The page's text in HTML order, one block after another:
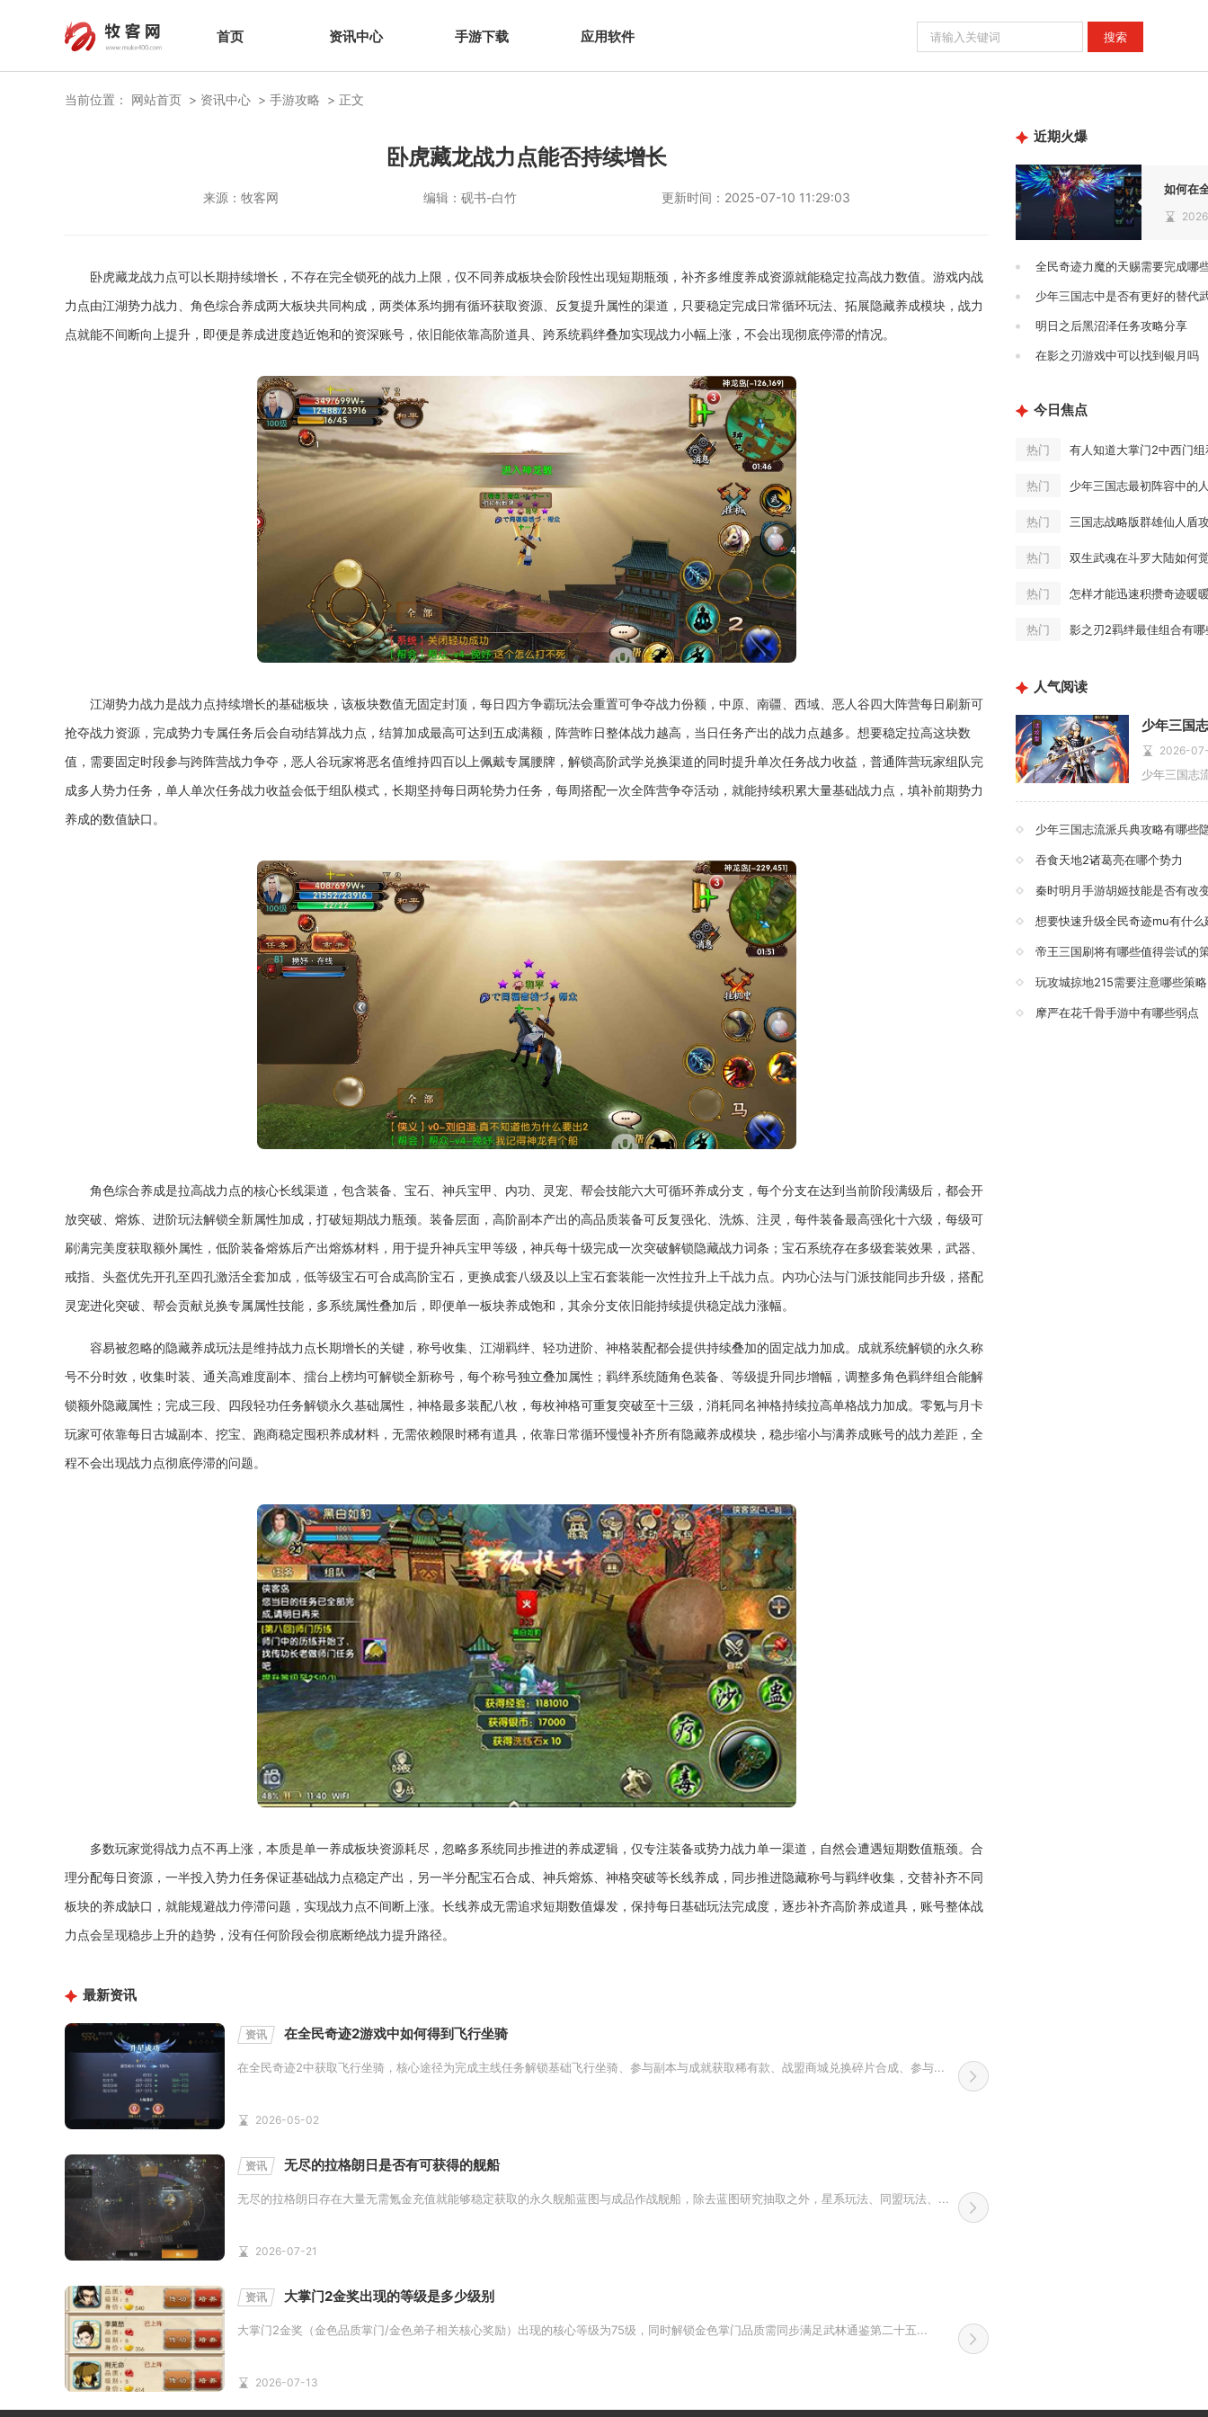
首页 资讯中心 手游下载 应用软件
当前位置： 网站首页 资讯中心 手游攻略 正文
卧虎藏龙战力点能否持续增长
来源：牧客网 编辑： 砚书-白竹 更新时间： 2025-07-10 11:29:03
卧虎藏龙战力点可以长期持续增长，不存在完全锁死的战力上限，仅不同养成板块会阶段性出现短期瓶颈，补齐多维度养成资源就能稳定拉高战力数值。游戏内战
力点由江湖势力战力、角色综合养成两大板块共同构成，两类体系均拥有循环获取资源、反复提升属性的渠道，只要稳定完成日常循环玩法、拓展隐藏养成模块，战力
点就能不间断向上提升，即便是养成进度趋近饱和的资深账号，依旧能依靠高阶道具、跨系统羁绊叠加实现战力小幅上涨，不会出现彻底停滞的情况。
江湖势力战力是战力点持续增长的基础板块，该板块数值无固定封顶，每日四方争霸玩法会重置可争夺战力份额，中原、南疆、西域、恶人谷四大阵营每日刷新可
抢夺战力资源，完成势力专属任务后会自动结算战力点，结算加成最高可达到五成满额，阵营昨日整体战力越高，当日任务产出的战力点越多。想要稳定拉高这块数
值，需要固定时段参与跨阵营战力争夺，恶人谷玩家将恶名值维持四百以上佩戴专属腰牌，解锁高阶武学兑换渠道的同时提升单次任务战力收益，普通阵营玩家组队完
成多人势力任务，单人单次任务战力收益会低于组队模式，长期坚持每日两轮势力任务，每周搭配一次全阵营争夺活动，就能持续积累大量基础战力点，填补前期势力
养成的数值缺口。
角色综合养成是拉高战力点的核心长线渠道，包含装备、宝石、神兵宝甲、内功、灵宠、帮会技能六大可循环养成分支，每个分支在达到当前阶段满级后，都会开
放突破、熔炼、进阶玩法解锁全新属性加成，打破短期战力瓶颈。装备层面，高阶副本产出的高品质装备可反复强化、洗炼、注灵，每件装备最高强化十六级，每级可
刷满完美度获取额外属性，低阶装备熔炼后产出熔炼材料，用于提升神兵宝甲等级，神兵每十级完成一次突破解锁隐藏战力词条；宝石系统存在多级套装效果，武器、
戒指、头盔优先开孔至四孔激活全套加成，低等级宝石可合成高阶宝石，更换成套八级及以上宝石套装能一次性拉升上千战力点。内功心法与门派技能同步升级，搭配
灵宠进化突破、帮会贡献兑换专属属性技能，多系统属性叠加后，即便单一板块养成饱和，其余分支依旧能持续提供稳定战力涨幅。
容易被忽略的隐藏养成玩法是维持战力点长期增长的关键，称号收集、江湖羁绊、轻功进阶、神格装配都会提供持续叠加的固定战力加成。成就系统解锁的永久称
号不分时效，收集时装、通关高难度副本、擂台上榜均可解锁全新称号，每个称号独立叠加属性；羁绊系统随角色装备、等级提升同步增幅，调整多角色羁绊组合能解
锁额外隐藏属性；完成三段、四段轻功任务解锁永久基础属性，神格最多装配八枚，每枚神格可重复突破至十三级，消耗同名神格持续拉高单格战力加成。零氪与月卡
玩家可依靠每日古城副本、挖宝、跑商稳定囤积养成材料，无需依赖限时稀有道具，依靠日常循环慢慢补齐所有隐藏养成模块，稳步缩小与满养成账号的战力差距，全
程不会出现战力点彻底停滞的问题。
多数玩家觉得战力点不再上涨，本质是单一养成板块资源耗尽，忽略多系统同步推进的养成逻辑，仅专注装备或势力战力单一渠道，自然会遭遇短期数值瓶颈。合
理分配每日资源，一半投入势力任务保证基础战力点稳定产出，另一半分配宝石合成、神兵熔炼、神格突破等长线养成，同步推进隐藏称号与羁绊收集，交替补齐不同
板块的养成缺口，就能规避战力停滞问题，实现战力点不间断上涨。长线养成无需追求短期数值爆发，保持每日基础玩法完成度，逐步补齐高阶养成道具，账号整体战
力点会呈现稳步上升的趋势，没有任何阶段会彻底断绝战力提升路径。
最新资讯
资讯 在全民奇迹2游戏中如何得到飞行坐骑
在全民奇迹2中获取飞行坐骑，核心途径为完成主线任务解锁基础飞行坐骑、参与副本与成就获取稀有款、战盟商城兑换碎片合成、参与...
2026-05-02
资讯 无尽的拉格朗日是否有可获得的舰船
无尽的拉格朗日存在大量无需氪金充值就能够稳定获取的永久舰船蓝图与成品作战舰船，除去蓝图研究抽取之外，星系玩法、同盟玩法、...
2026-07-21
资讯 大掌门2金奖出现的等级是多少级别
大掌门2金奖（金色品质掌门/金色弟子相关核心奖励）出现的核心等级为75级，同时解锁金色掌门品质需同步满足武林通鉴第二十五...
2026-07-13
近期火爆
如何在
全民奇迹力魔的天赐需要完成哪
明日之后黑沼泽任务攻略分享
在影之刃游戏中可以找到银月吗
今日焦点
热门
热门 少年三国志最初阵容中的
热门 三国志战略版群雄仙人盾
热门 双生武魂在斗罗大陆如何
热门 怎样才能迅速积攒奇迹暖
热门 影之刃2羁绊最佳组合有
人气阅读
2026-
少年三国志流派兵典攻略有哪些
吞食天地2诸葛亮在哪个势力
秦时明月手游胡姬技能是否有改
想要快速升级全民奇迹mu有什么
帝王三国刷将有哪些值得尝试的
玩攻城掠地215需要注意哪些策略
摩严在花千骨手游中有哪些弱点